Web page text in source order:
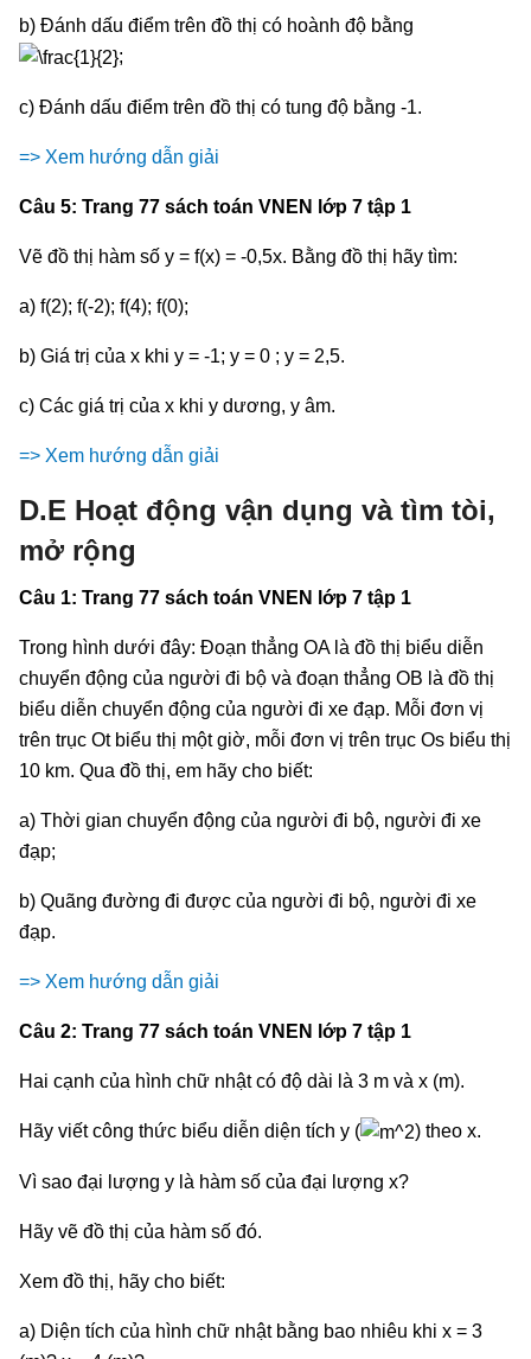
b) Đánh dấu điểm trên đồ thị có hoành độ bằng
;
c) Đánh dấu điểm trên đồ thị có tung độ bằng -1.
=> Xem hướng dẫn giải
Câu 5: Trang 77 sách toán VNEN lớp 7 tập 1
Vẽ đồ thị hàm số y = f(x) = -0,5x. Bằng đồ thị hãy tìm:
a) f(2); f(-2); f(4); f(0);
b) Giá trị của x khi y = -1; y = 0 ; y = 2,5.
c) Các giá trị của x khi y dương, y âm.
=> Xem hướng dẫn giải
D.E Hoạt động vận dụng và tìm tòi,
mở rộng
Câu 1: Trang 77 sách toán VNEN lớp 7 tập 1
Trong hình dưới đây: Đoạn thẳng OA là đồ thị biểu diễn
chuyển động của người đi bộ và đoạn thẳng OB là đồ thị
biểu diễn chuyển động của người đi xe đạp. Mỗi đơn vị
trên trục Ot biểu thị một giờ, mỗi đơn vị trên trục Os biểu thị
10 km. Qua đồ thị, em hãy cho biết:
a) Thời gian chuyển động của người đi bộ, người đi xe
đạp;
b) Quãng đường đi được của người đi bộ, người đi xe
đạp.
=> Xem hướng dẫn giải
Câu 2: Trang 77 sách toán VNEN lớp 7 tập 1
Hai cạnh của hình chữ nhật có độ dài là 3 m và x (m).
Hãy viết công thức biểu diễn diện tích y ( ) theo x.
Vì sao đại lượng y là hàm số của đại lượng x?
Hãy vẽ đồ thị của hàm số đó.
Xem đồ thị, hãy cho biết:
a) Diện tích của hình chữ nhật bằng bao nhiêu khi x = 3